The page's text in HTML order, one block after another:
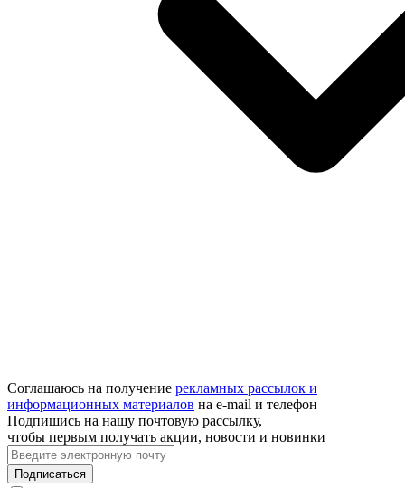
Соглашаюсь на получение рекламных рассылок и
информационных материалов на e‑mail и телефон
Подпишись на нашу почтовую рассылку,
чтобы первым получать акции, новости и новинки
Подписаться